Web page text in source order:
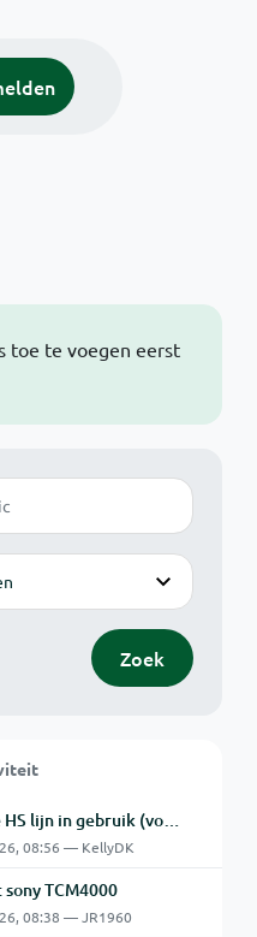
toe te voegen eerst
Zoek
Nieuwe HS lijn in gebruik (vooral voor Antwerpse haven en een beetje NL)
08:56 — KellyDK
TCM4000
08:38 — JR1960